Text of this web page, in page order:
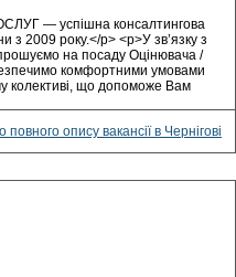
— успішна консалтингова
з 2009 року.</p> <p>У зв’язку з
на посаду Оцінювача /
комфортними умовами
колективі, що допоможе Вам
опису вакансії в Чернігові